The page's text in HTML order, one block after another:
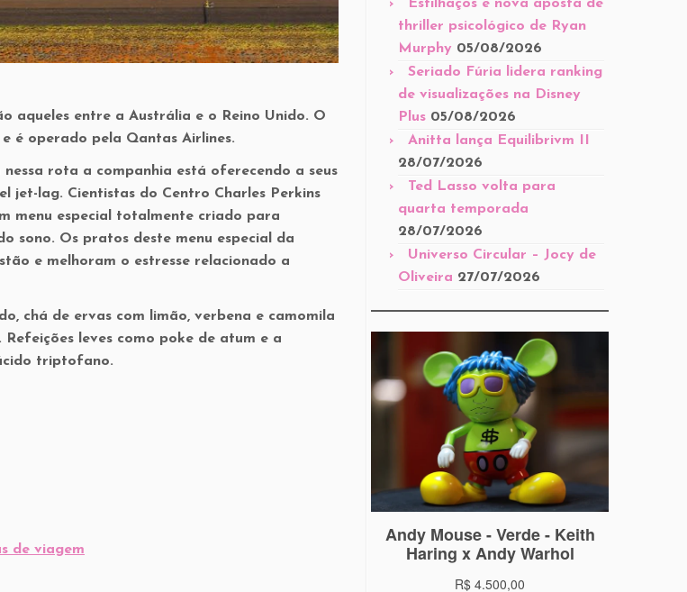
aqueles entre a Austrália e o Reino Unido. O
é operado pela Qantas Airlines.
rota a companhia está oferecendo a seus
jet-lag. Cientistas do Centro Charles Perkins
menu especial totalmente criado para
sono. Os pratos deste menu especial da
e melhoram o estresse relacionado a
chá de ervas com limão, verbena e camomila
leves como poke de atum e a
triptofano.
de viagem
Estilhaços é nova aposta de
thriller psicológico de Ryan
Murphy 05/08/2026
Seriado Fúria lidera ranking
de visualizações na Disney
Plus 05/08/2026
Anitta lança Equilibrivm II
28/07/2026
Ted Lasso volta para
quarta temporada
28/07/2026
Universo Circular – Jocy de
Oliveira 27/07/2026